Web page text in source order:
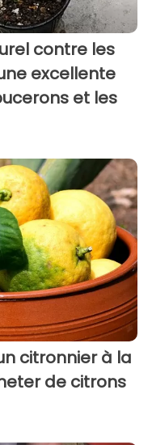
contre les
excellente
et les
citronnier à la
de citrons